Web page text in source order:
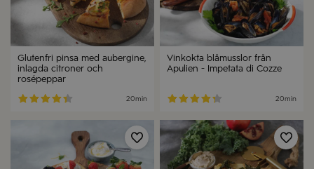
Glutenfri pinsa med aubergine,
inlagda citroner och
rosépeppar
20min
Vinkokta blåmusslor från
Apulien - Impetata di Cozze
20min
Spara